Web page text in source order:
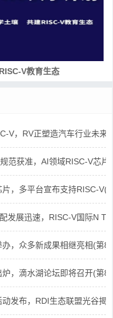
列课程
V，RV正塑造汽车行业未来
范获准，AI领域RISC-V芯
，多平台宣布支持RISC-V(
发展迅速，RISC-V国际N
，众多新成果相继亮相(第
，滴水湖论坛即将召开(第
发布，RDI生态联盟光谷揭